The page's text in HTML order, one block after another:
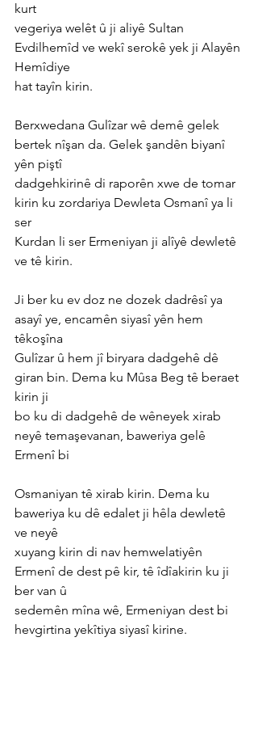
kurt
vegeriya welêt û ji aliyê Sultan
Evdilhemîd ve wekî serokê yek ji Alayên
Hemîdiye
hat tayîn kirin.
Berxwedana Gulîzar wê demê gelek
bertek nîşan da. Gelek şandên biyanî
yên piştî
dadgehkirinê di raporên xwe de tomar
kirin ku zordariya Dewleta Osmanî ya li
ser
Kurdan li ser Ermeniyan ji alîyê dewletê
ve tê kirin.
Ji ber ku ev doz ne dozek dadrêsî ya
asayî ye, encamên siyasî yên hem
têkoşîna
Gulîzar û hem jî biryara dadgehê dê
giran bin. Dema ku Mûsa Beg tê beraet
kirin ji
bo ku di dadgehê de wêneyek xirab
neyê temaşevanan, baweriya gelê
Ermenî bi
Osmaniyan tê xirab kirin. Dema ku
baweriya ku dê edalet ji hêla dewletê
ve neyê
xuyang kirin di nav hemwelatiyên
Ermenî de dest pê kir, tê îdîakirin ku ji
ber van û
sedemên mîna wê, Ermeniyan dest bi
hevgirtina yekîtiya siyasî kirine.